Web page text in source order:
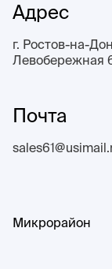
Адрес
г. Ростов-на-
Левобережная
Почта
Микрорайон